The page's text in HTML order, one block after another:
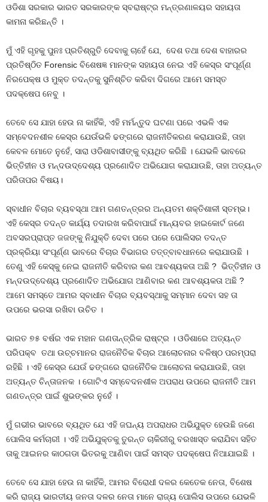
ଓଡିଶା ସରକାର ଭାରତ ସରକାରଙ୍କ ସ୍ବରାଷ୍ଟ୍ର ମନ୍ତ୍ରଣାଳୟର ସହାୟତା
କାମନା କରିଛନ୍ତି ।
ମୁଁ ଏହି ଗୃହକୁ ପୁନଃ ପ୍ରତିଶ୍ରୁତି ଦେବାକୁ ଚାହେଁ ଯେ, ଦେଶ ତଥା ଦେଶ ବାହାରର
ପ୍ରତିଷ୍ଠିତ Forensic ବିଶେଷଜ୍ଞ ମାନଙ୍କ ସହାୟତା ନେଇ ଏହି କେସ୍‌ର ସଂପୂର୍ଣ୍ଣ
ନିରପେକ୍ଷ ଓ ମୁକ୍ତ ତଦନ୍ତକୁ ସୁନିଶ୍ଚିତ କରିବା ଦିଗରେ ଆମେ ସମସ୍ତ
ପଦକ୍ଷେପ ନେବୁ ।
ତେବେ ସେ ଯାହା ହେଉ ନା କାହିଁକି, ଏହି ମର୍ମନ୍ତୁଦ ଘଟଣା ପରେ ଏଭଳି ଏକ
ସମ୍ବେଦନଶୀଳ କେସ୍‌ର ଯେଉଁଭଳି ଢଙ୍ଗରେ ରାଜନୀତିକରଣ କରାଯାଉଛି, ତାହା
କେବଳ ମୋତେ ନୁହେଁ, ସାରା ଓଡିଶାବାସୀଙ୍କୁ ବ୍ୟଥିତ କରିଛି । ଯେଭଳି ଭାବରେ
ଭିତ୍ତିହୀନ ଓ ମନ୍ଦଉଦ୍ଦେଶ୍ୟ ପ୍ରଣୋଦିତ ଅଭିଯୋଗ କରାଯାଉଛି, ତାହା ଅତ୍ୟନ୍ତ
ପରିତାପର ବିଷୟ।
ସ୍ବାଧୀନ ବିଚାର ବ୍ୟବସ୍ଥା ଆମ ଗଣତନ୍ତ୍ରର ଅନ୍ୟତମ ଶକ୍ତିଶାଳୀ ସ୍ତମ୍ଭ।
ଏହି କେସ୍‌ର ତଦନ୍ତ କାର୍ଯ୍ୟ ତଦାରଖ କରିବାପାଇଁ ମାନ୍ୟବର ହାଇକୋର୍ଟ ଜଣେ
ଅବସରପ୍ରାପ୍ତ ଜଜଙ୍କୁ ନିଯୁକ୍ତି ଦେବା ପରେ ପରେ ପୋଲିସର ତଦନ୍ତ
ପ୍ରକ୍ରିୟା ସଂପୂର୍ଣ୍ଣ ଭାବରେ ବିଚାର ବିଭାଗର ତତ୍ତ୍ବାବଧାନରେ କରାଯାଉଛି ।
ତେଣୁ ଏହି କେସ୍‌କୁ ନେଇ ରାଜନୀତି କରିବାର କଣ ଆବଶ୍ୟକତା ଅଛି ? ଭିତ୍ତିହୀନ ଓ
ମନ୍ଦଉଦ୍ଦେଶ୍ୟ ପ୍ରଣୋଦିତ ଅଭିଯୋଗ ଆଣିବାର କଣ ଆବଶ୍ୟକତା ଅଛି ?
ଆମେ ସମସ୍ତେ ଆମର ସ୍ବାଧୀନ ବିଚାର ବ୍ୟବସ୍ଥାକୁ ସମ୍ମାନ ଦେବା ସହ ତା
ଉପରେ ଭରସା ରଖିବା ଉଚିତ ।
ଭାରତ ୭୫ ବର୍ଷର ଏକ ମହାନ ଗଣତାନ୍ତ୍ରିକ ରାଷ୍ଟ୍ର । ଓଡିଶାରେ ଅତ୍ୟନ୍ତ
ପରିପକ୍ବ ତଥା ଉଚ୍ଚମାନର ରାଜନୈତିକ ବିଚାର ଆଲୋଚନାର ବଳିଷ୍ଠ ପରମ୍ପରା
ରହିଛି । ଏହି କେସ୍‌ର ଯେଉଁ ଢଙ୍ଗରେ ରାଜନୈତିକ ଆଲୋଚନା କରାଯାଉଛି, ତାହା
ଅତ୍ୟନ୍ତ ଚିନ୍ତାଜନକ । ଗୋଟିଏ ସମ୍ବେଦନଶୀଳ ଅପରାଧ ଉପରେ ରାଜନୀତି ଆମ
ଗଣତନ୍ତ୍ର ପାଇଁ ଶୁଭଙ୍କର ନୁହେଁ ।
ମୁଁ ଗଭୀର ଭାବରେ ବ୍ୟଥିତ ଯେ ଏହି ଜଘନ୍ୟ ଅପରାଧର ଅଭିଯୁକ୍ତ ହେଉଛି ଜଣେ
ପୋଲିସ କର୍ମଚାରୀ । ଏହି ଅଭିଯୁକ୍ତକୁ ତୁରନ୍ତ ଚାକିରୀରୁ ବରଖାସ୍ତ କରାଯିବା ସହିତ
ତାକୁ ଆଇନର କାଠଗଡା ଭିତରକୁ ଆଣିବା ପାଇଁ ସମସ୍ତ ପଦକ୍ଷେପ ନିଆଯାଇଛି ।
ତେବେ ସେ ଯାହା ହେଉ ନା କାହିଁକି, ଆମର ବିରୋଧୀ ଦଳର କେତେକ ନେତା, ବିଶେଷ
କରି ରାଜ୍ୟ ଭାରତୀୟ ଜନତା ଦଳର ନେତା ମାନେ ରାଜ୍ୟ ପୋଲିସ ଉପରେ ଯେଭଳି